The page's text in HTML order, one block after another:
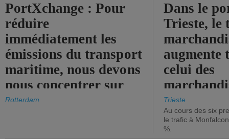
PortXchange : Pour
réduire
immédiatement les
émissions du transport
maritime, nous devons
nous concentrer sur
les ports.
Rotterdam
Dans le
Trieste, le
augmente
celui des
diminue.
Trieste
Au cours des six
le trafic à
%.